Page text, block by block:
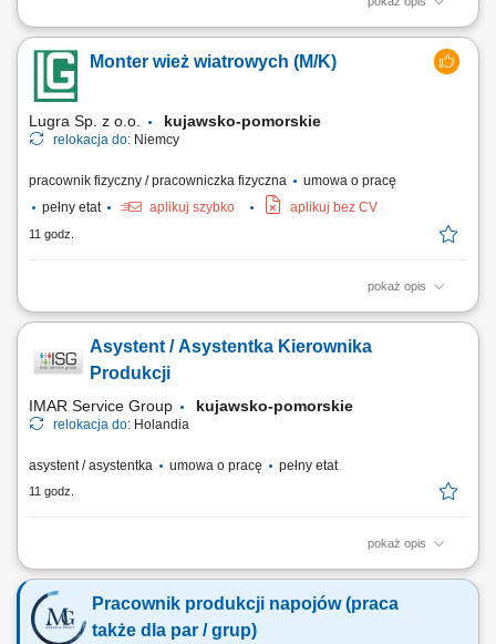
Zakres obowiązków: Wykonywanie prostych prac produkcyjnych przy
linii. Pakowanie, sortowanie i układanie produktów. Wsparcie procesu
produkcyjnego w zadaniach pomocniczych. Kontrola wizualna jakości
produktów. Utrzymanie porządku na stanowisku pracy.
Monter wież wiatrowych (M/K)
Lugra Sp. z o.o. kujawsko-pomorskie
relokacja do: Niemcy
pracownik fizyczny / pracowniczka fizyczna
umowa o pracę
pełny etat
aplikuj szybko aplikuj bez CV
11 godz.
pokaż opis
Twój zakres obowiązków montaż wież wiatrowych, montaż
przeciwwskazań do pracy na wysokości; prawo jazdy kat.B;
odpowiedzialność, umiejętność pracy w zespole; mile widziane
Asystent / Asystentka Kierownika
Produkcji
IMAR Service Group kujawsko-pomorskie
relokacja do: Holandia
asystent / asystentka umowa o pracę pełny etat
11 godz.
pokaż opis
Opis stanowiska: Planowanie i bieżąca koordynacja procesów
produkcyjnych w zakładzie. Zarządzanie zespołem produkcyjnym i
logistycznym liczącym 10–20 osób. Nadzór nad realizacją planów
produkcyjnych oraz terminowością zadań. Kontrola jakości produktów
Pracownik produkcji napojów (praca
także dla par / grup)